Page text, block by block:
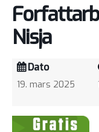
Nisja
Dato
19. mars 2025